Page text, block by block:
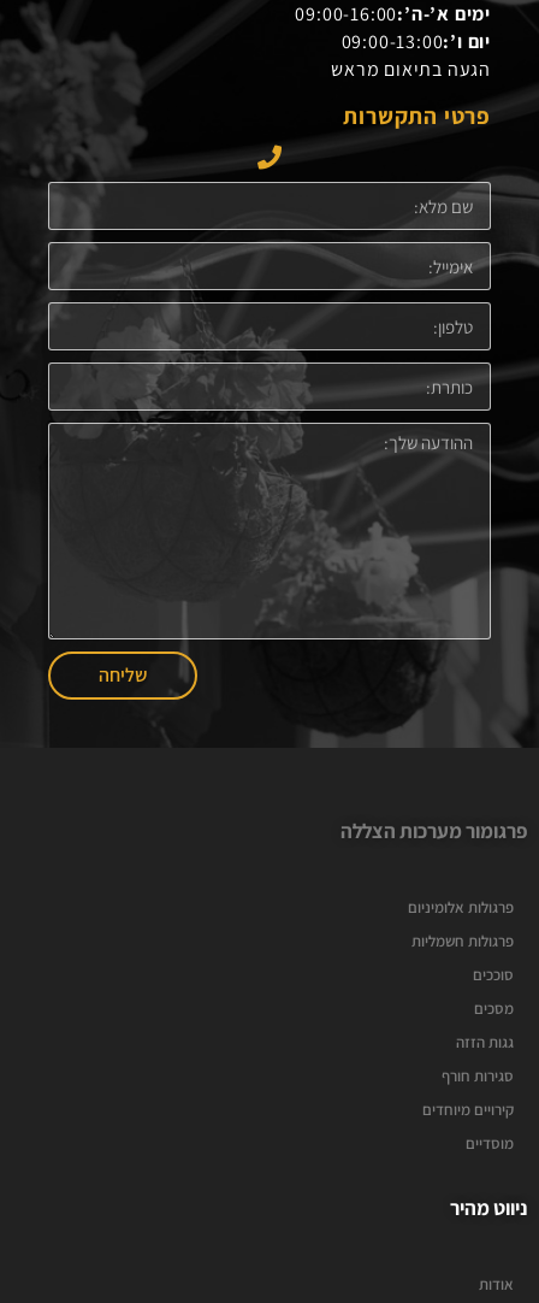
ימים א’-ה’:09:00-16:00
יום ו’:09:00-13:00
הגעה בתיאום מראש
פרטי התקשרות
שליחה
פרגומור מערכות הצללה
פרגולות אלומיניום
פרגולות חשמליות
סוככים
מסכים
גגות הזזה
סגירות חורף
קירויים מיוחדים
מוסדיים
ניווט מהיר
אודות